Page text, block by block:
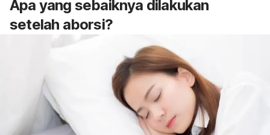
Apa yang sebaiknya dilakukan
setelah aborsi?